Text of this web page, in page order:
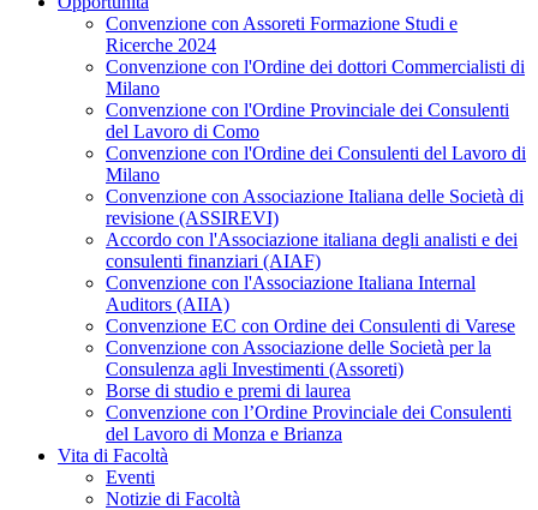
Convenzione con Assoreti Formazione Studi e
Ricerche 2024
Convenzione con l'Ordine dei dottori Commercialisti di
Milano
Convenzione con l'Ordine Provinciale dei Consulenti
del Lavoro di Como
Convenzione con l'Ordine dei Consulenti del Lavoro di
Milano
Convenzione con Associazione Italiana delle Società di
revisione (ASSIREVI)
Accordo con l'Associazione italiana degli analisti e dei
consulenti finanziari (AIAF)
Convenzione con l'Associazione Italiana Internal
Auditors (AIIA)
Convenzione EC con Ordine dei Consulenti di Varese
Convenzione con Associazione delle Società per la
Consulenza agli Investimenti (Assoreti)
Borse di studio e premi di laurea
Convenzione con l’Ordine Provinciale dei Consulenti
del Lavoro di Monza e Brianza
Vita di Facoltà
Eventi
Notizie di Facoltà